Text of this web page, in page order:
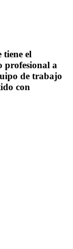
tiene el
profesional a
de trabajo
con